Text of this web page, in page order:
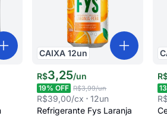
CAIXA12un
R$3,25/un
19% OFF R$3,99/un
R$39,00/cx 12un
Refrigerante Fys Laranja
13